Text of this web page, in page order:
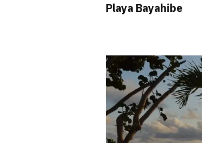
Playa Bayahibe